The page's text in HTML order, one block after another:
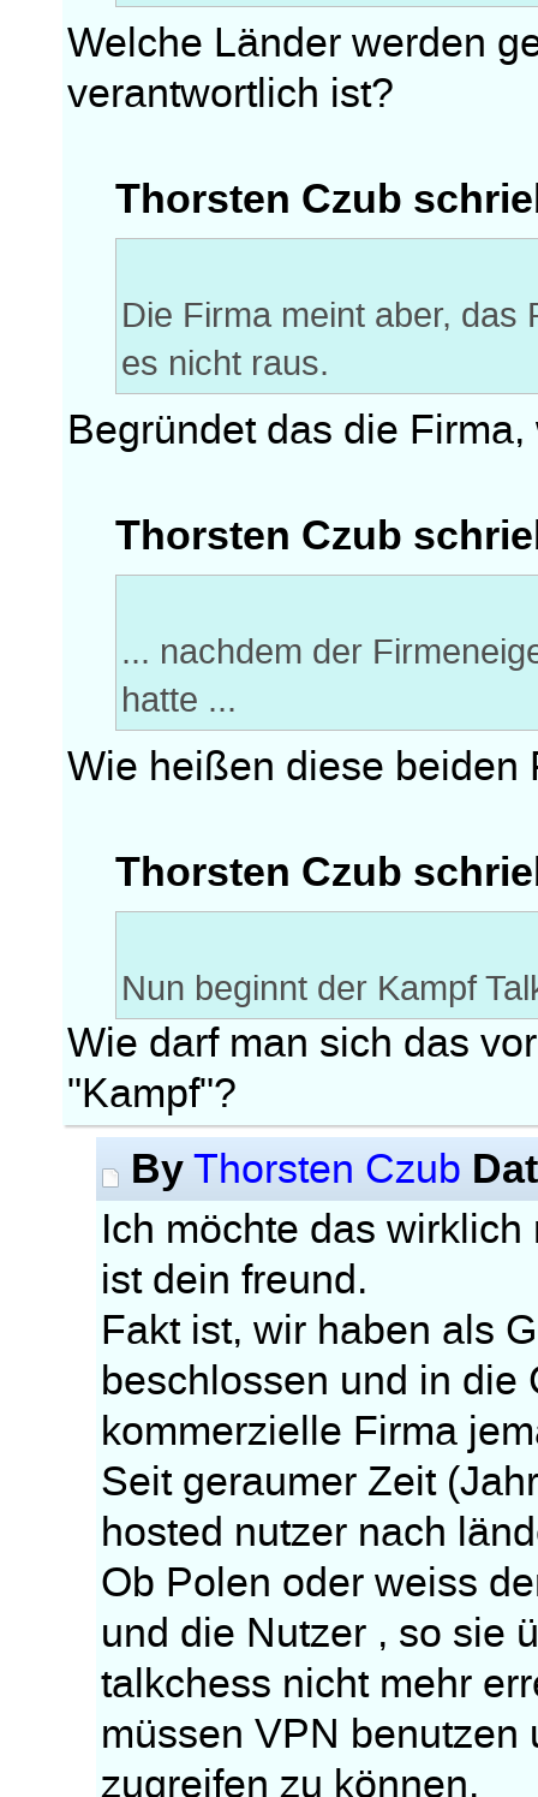
Welche Länder werden
verantwortlich ist?
Thorsten Czub
Die Firma meint aber,
es nicht raus.
Begründet das die
Thorsten Czub
... nachdem der
hatte ...
Wie heißen diese beiden
Thorsten Czub
Nun beginnt der Kampf
Wie darf man sich das
"Kampf"?
By Thorsten Czub
Ich möchte das
ist dein freund.
Fakt ist, wir haben als
beschlossen und in die
kommerzielle Firma
Seit geraumer Zeit
hosted nutzer nach
Ob Polen oder weiss
und die Nutzer , so sie
talkchess nicht mehr
müssen VPN
zugreifen zu können.